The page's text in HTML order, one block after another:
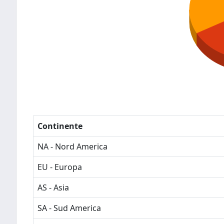
Continente
NA - Nord America
EU - Europa
AS - Asia
SA - Sud America